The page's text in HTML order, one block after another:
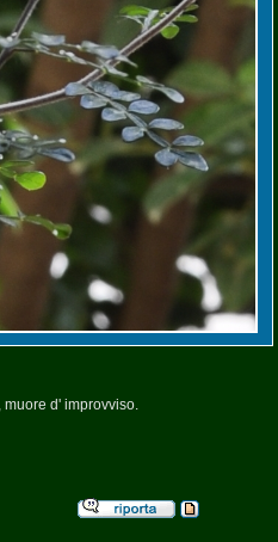
d' improvviso.